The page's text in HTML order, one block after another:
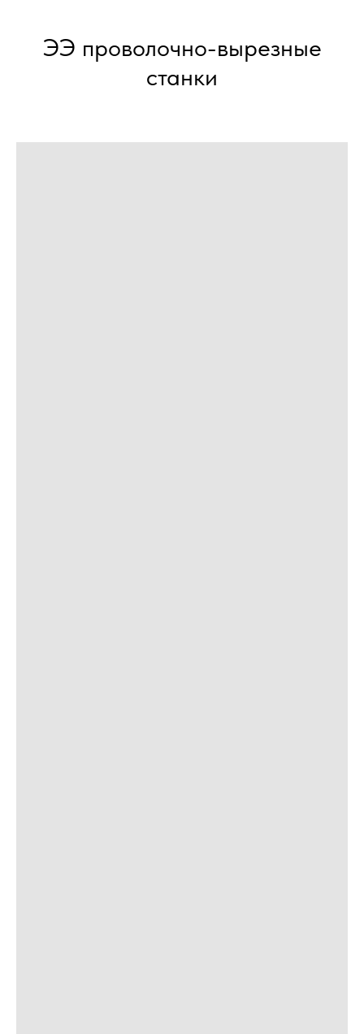
ЭЭ проволочно-вырезные
станки